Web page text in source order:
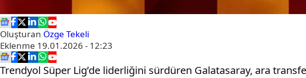
Oluşturan Özge Tekeli
Eklenme 19.01.2026 - 12:23
Trendyol Süper Lig’de liderliğini sürdüren Galatasaray, ara